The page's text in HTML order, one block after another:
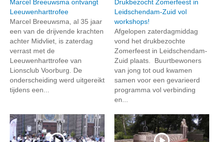
Marcel Breeuwsma ontvangt
Leeuwenharttrofee
Marcel Breeuwsma, al 35 jaar
een van de drijvende krachten
achter Midvliet, is zaterdag
verrast met de
Leeuwenharttrofee van
Lionsclub Voorburg. De
onderscheiding werd uitgereikt
tijdens een...
Drukbezocht Zomerfeest in
Leidschendam-Zuid vol
workshops!
Afgelopen zaterdagmiddag
vond het drukbezochte
Zomerfeest in Leidschendam-
Zuid plaats. Buurtbewoners
van jong tot oud kwamen
samen voor een gevarieerd
programma vol verbinding
en...